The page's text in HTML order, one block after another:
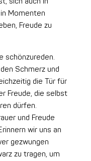
Momenten
Freude zu
schönzureden.
Schmerz und
die Tür für
Freude, die selbst
dürfen.
und Freude
wir uns an
gezwungen
zu tragen, um